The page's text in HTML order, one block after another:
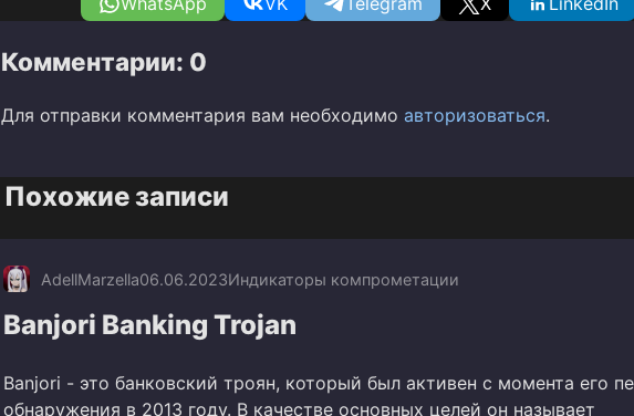
Комментарии: 0
Для отправки комментария вам необходимо авторизоваться.
Похожие записи
AdellMarzella06.06.2023Индикаторы компрометации
Banjori Banking Trojan
Banjori - это банковский троян, который был активен с момента его
обнаружения в 2013 году. В качестве основных целей он называет